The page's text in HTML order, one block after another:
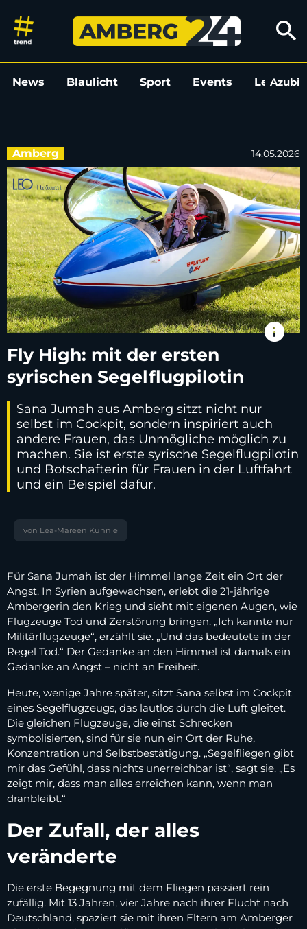
Fly High: mit der ersten
search
News Blaulicht Sport Events LeoAzubi
Amberg 14.05.2026
info
Fly High: mit der ersten
syrischen Segelflugpilotin
Sana Jumah aus Amberg sitzt nicht nur
selbst im Cockpit, sondern inspiriert auch
andere Frauen, das Unmögliche möglich zu
machen. Sie ist erste syrische Segelflugpilotin
und Botschafterin für Frauen in der Luftfahrt
und ein Beispiel dafür.
von Lea-Mareen Kuhnle
Für Sana Jumah ist der Himmel lange Zeit ein Ort der
Angst. In Syrien aufgewachsen, erlebt die 21-jährige
Ambergerin den Krieg und sieht mit eigenen Augen, wie
Flugzeuge Tod und Zerstörung bringen. „Ich kannte nur
Militärflugzeuge“, erzählt sie. „Und das bedeutete in der
Regel Tod.“ Der Gedanke an den Himmel ist damals ein
Gedanke an Angst – nicht an Freiheit.
Heute, wenige Jahre später, sitzt Sana selbst im Cockpit
eines Segelflugzeugs, das lautlos durch die Luft gleitet.
Die gleichen Flugzeuge, die einst Schrecken
symbolisierten, sind für sie nun ein Ort der Ruhe,
Konzentration und Selbstbestätigung. „Segelfliegen gibt
mir das Gefühl, dass nichts unerreichbar ist“, sagt sie. „Es
zeigt mir, dass man alles erreichen kann, wenn man
dranbleibt.“
Der Zufall, der alles
veränderte
Die erste Begegnung mit dem Fliegen passiert rein
zufällig. Mit 13 Jahren, vier Jahre nach ihrer Flucht nach
Deutschland, spaziert sie mit ihren Eltern am Amberger